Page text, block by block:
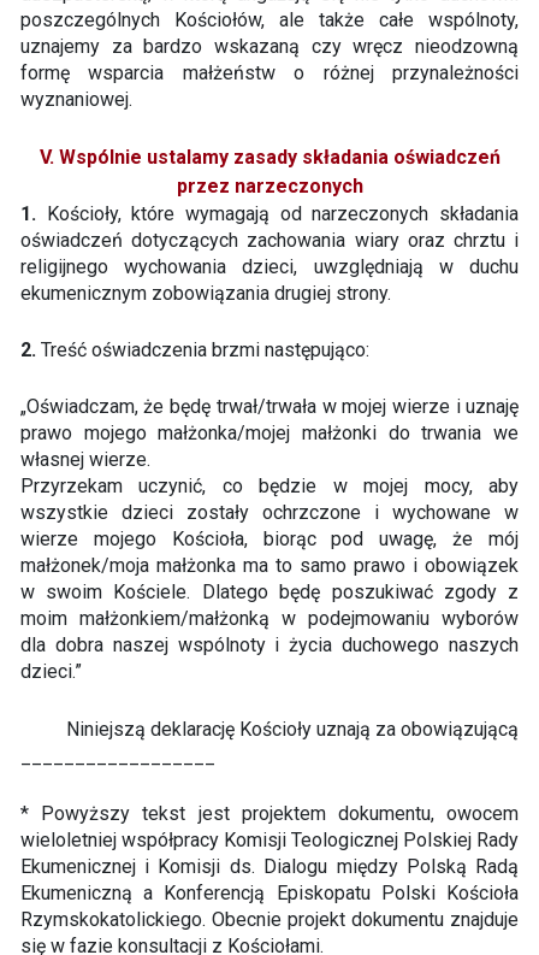
poszczególnych Kościołów, ale także całe wspólnoty,
uznajemy za bardzo wskazaną czy wręcz nieodzowną
formę wsparcia małżeństw o różnej przynależności
wyznaniowej.
V. Wspólnie ustalamy zasady składania oświadczeń
przez narzeczonych
1.Kościoły, które wymagają od narzeczonych składania
oświadczeń dotyczących zachowania wiary oraz chrztu i
religijnego wychowania dzieci, uwzględniają w duchu
ekumenicznym zobowiązania drugiej strony.
2.Treść oświadczenia brzmi następująco:
„Oświadczam, że będę trwał/trwała w mojej wierze i uznaję
prawo mojego małżonka/mojej małżonki do trwania we
własnej wierze.
Przyrzekam uczynić, co będzie w mojej mocy, aby
wszystkie dzieci zostały ochrzczone i wychowane w
wierze mojego Kościoła, biorąc pod uwagę, że mój
małżonek/moja małżonka ma to samo prawo i obowiązek
w swoim Kościele. Dlatego będę poszukiwać zgody z
moim małżonkiem/małżonką w podejmowaniu wyborów
dla dobra naszej wspólnoty i życia duchowego naszych
dzieci.”
Niniejszą deklarację Kościoły uznają za obowiązującą
* Powyższy tekst jest projektem dokumentu, owocem
wieloletniej współpracy Komisji Teologicznej Polskiej Rady
Ekumenicznej i Komisji ds. Dialogu między Polską Radą
Ekumeniczną a Konferencją Episkopatu Polski Kościoła
Rzymskokatolickiego. Obecnie projekt dokumentu znajduje
się w fazie konsultacji z Kościołami.